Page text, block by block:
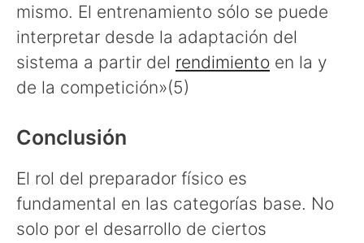
mismo. El entrenamiento sólo se puede
interpretar desde la adaptación del
sistema a partir del rendimiento en la y
de la competición»(5)
Conclusión
El rol del preparador físico es
fundamental en las categorías base. No
solo por el desarrollo de ciertos